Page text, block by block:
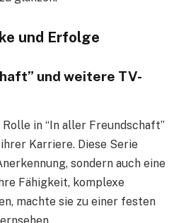
und Erfolge
und weitere TV-
in “In aller Freundschaft”
Karriere. Diese Serie
sondern auch eine
Fähigkeit, komplexe
machte sie zu einer festen